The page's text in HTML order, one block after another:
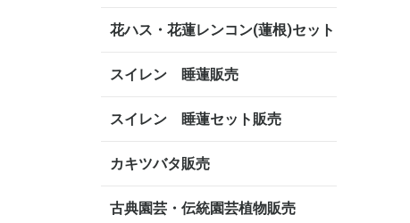
花ハス・花蓮レンコン(蓮根)セット
スイレン 睡蓮販売
スイレン 睡蓮セット販売
カキツバタ販売
古典園芸・伝統園芸植物販売